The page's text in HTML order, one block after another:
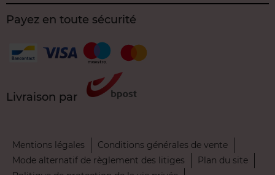
Payez en toute sécurité
Livraison par
Mentions légales
Conditions générales de vente
Mode alternatif de règlement des litiges
Plan du site